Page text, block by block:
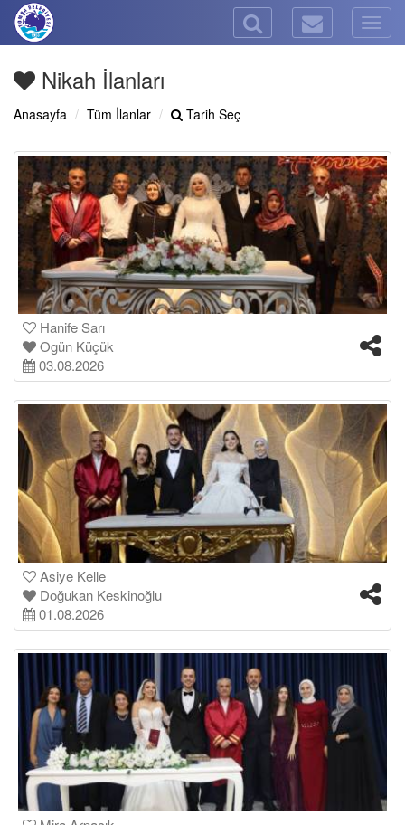
Nikah İlanları
Anasayfa Tüm İlanlar Tarih Seç
Hanife Sarı
Ogün Küçük
03.08.2026
Asiye Kelle
Doğukan Keskinoğlu
01.08.2026